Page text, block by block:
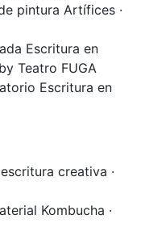
pintura Artífices ·
Escritura en
Teatro FUGA
Escritura en
creativa ·
Kombucha ·